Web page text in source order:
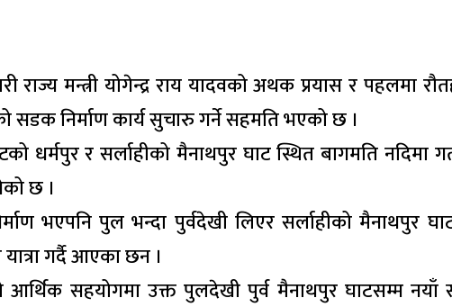
मन्त्री योगेन्द्र राय यादवको अथक प्रयास र पहलमा
सडक निर्माण कार्य सुचारु गर्ने सहमति भएको छ ।
धर्मपुर र सर्लाहीको मैनाथपुर घाट स्थित बागमति नदिमा
छ ।
भएपनि पुल भन्दा पुर्वदेखी लिएर सर्लाहीको मैनाथपुर
गर्दै आएका छन ।
आर्थिक सहयोगमा उक्त पुलदेखी पुर्व मैनाथपुर घाटसम्म